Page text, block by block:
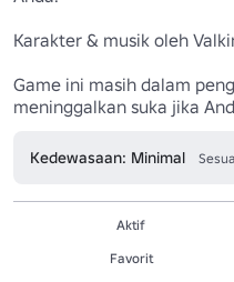
Karakter & musik oleh
Game ini masih dalam
meninggalkan suka jika
Kedewasaan: Minimal
Aktif
Favorit